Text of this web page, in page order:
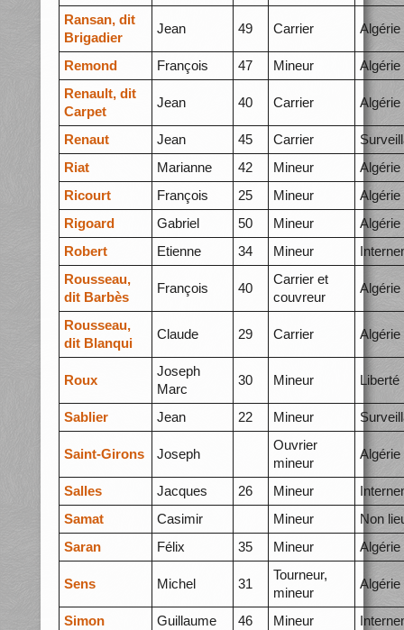
Ransan, dit
Brigadier
Jean 49 Carrier
Remond François 47 Mineur
Algérie
Renault, dit
Carpet
Jean 40 Carrier Algérie
Renaut Jean 45 Carrier
Riat
Marianne 42 Mineur
Algérie
Ricourt
François 25 Mineur
Rigoard
Gabriel 50 Mineur
Robert
Etienne 34 Mineur
Rousseau,
dit Barbès
François 40
Carrier et
couvreur
Algérie
Rousseau,
dit Blanqui
Claude 29 Carrier Algérie
Roux
Joseph
Marc
30 Mineur Liberté
Sablier Jean 22 Mineur
Saint-Girons Joseph
Ouvrier
mineur
Salles Jacques 26 Mineur
Samat
Casimir Mineur
Non
Saran
Félix 35 Mineur Algérie
Sens Michel 31
Tourneur,
mineur
Algérie
Simon Guillaume 46 Mineur